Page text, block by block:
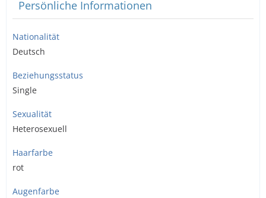
Persönliche Informationen
Nationalität
Deutsch
Beziehungsstatus
Single
Sexualität
Heterosexuell
Haarfarbe
rot
Augenfarbe